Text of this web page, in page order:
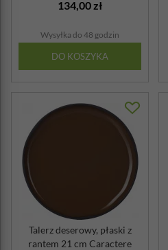
134,00 zł
Wysyłka do 48 godzin
DO KOSZYKA
Talerz deserowy, płaski z
rantem 21 cm Caractere